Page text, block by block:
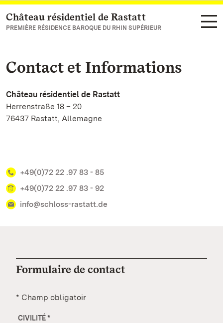
Vers la page d’accueil
Château résidentiel de Rastatt
PREMIÈRE RÉSIDENCE BAROQUE DU RHIN SUPÉRIEUR
Contact et Informations
Château résidentiel de Rastatt
Herrenstraße 18 – 20
76437 Rastatt, Allemagne
+49(0)72 22 .97 83 - 85
+49(0)72 22 .97 83 - 92
info@schloss-rastatt.de
Formulaire de contact
* Champ obligatoir
CIVILITÉ*